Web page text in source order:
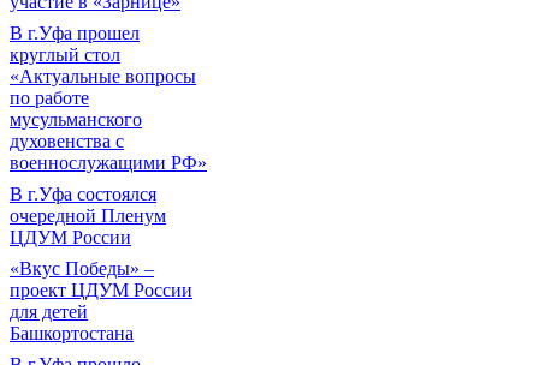
В г.Уфа прошел
круглый стол
«Актуальные вопросы
по работе
мусульманского
духовенства с
военнослужащими РФ»
В г.Уфа состоялся
очередной Пленум
ЦДУМ России
«Вкус Победы» –
проект ЦДУМ России
для детей
Башкортостана